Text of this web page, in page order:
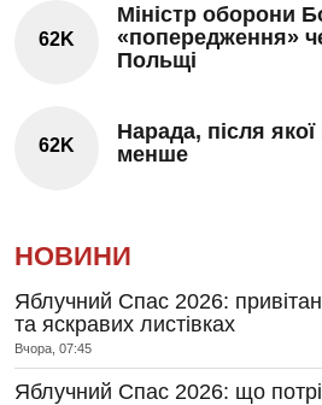
62K
Міністр оборони
«попередження»
Польщі
62K
Нарада, після якої
менше
НОВИНИ
Яблучний Спас 2026:
та яскравих листівках
Вчора, 07:45
Яблучний Спас 2026: що